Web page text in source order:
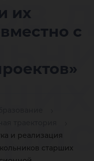
их
с
и реализация
старших